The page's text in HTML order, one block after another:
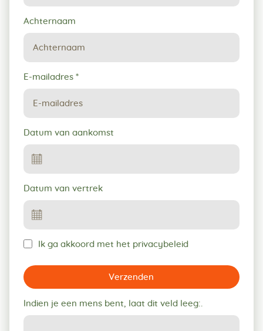
Achternaam
E-mailadres *
Datum van aankomst
Datum van vertrek
Ik ga akkoord met het privacybeleid
Verzenden
Indien je een mens bent, laat dit veld leeg:.